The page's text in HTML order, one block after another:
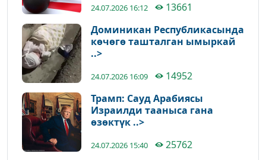
24.07.2026 16:12
13661
Доминикан Республикасында
көчөгө ташталган ымыркай
..>
24.07.2026 16:09
14952
Трамп: Сауд Арабиясы
Израилди тааныса гана
өзөктүк ..>
24.07.2026 15:40
25762